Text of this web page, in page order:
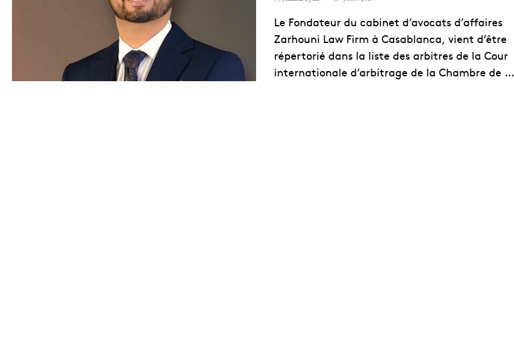
Le Fondateur du cabinet d’avocats d’affaires
Zarhouni Law Firm à Casablanca, vient d’être
répertorié dans la liste des arbitres de la Cour
internationale d’arbitrage de la Chambre de …